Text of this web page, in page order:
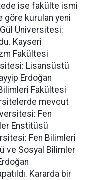
ise fakülte ismi
göre kurulan yeni
Üniversitesi:
Kayseri
Fakültesi
Lisansüstü
Erdoğan
Fakültesi
mevcut
Fen
Enstitüsü
Fen Bilimleri
ve Sosyal Bilimler
Kararda bir